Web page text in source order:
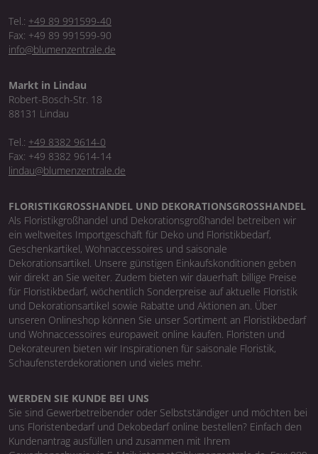
Tel.: +49 89 991599-40
Fax: +49 89 991599-90
info@blumenzentrale.de
Markt in Lindau
Robert-Bosch-Str. 18
88131 Lindau
Tel.: +49 8382 9614-0
Fax: +49 8382 9614-14
lindau@blumenzentrale.de
FLORISTIKGROSSHANDEL UND DEKORATIONSGROSSHANDEL
Als Floristikgroßhandel und Dekorationsgroßhandel betreiben wir
ein weltweites Importgeschäft für Deko und Floristikbedarf,
Geschenkartikel, Wohnaccessoires und saisonale
Dekorationsartikel. Unsere günstigen Einkaufskonditionen geben
wir direkt an Sie weiter. Zudem bieten wir dauerhaft billige Preise
für Floristikbedarf, wöchentlich Sonderpreise auf aktuelle Floristik
und Dekorationsartikel sowie Rabatte und Aktionen an. Über
unseren Onlineshop können Sie unser Sortiment an Floristikbedarf
und Wohnaccessoires europaweit online kaufen. Floristen und
Dekorateuren bieten wir Inspirationen für saisonale Floristik,
Schaufensterdekorationen und vieles mehr.
WERDEN SIE KUNDE BEI UNS
Sie sind Gewerbetreibender oder Selbstständiger und möchten bei
uns Floristenbedarf und Dekobedarf online bestellen? Einfach den
Kundenantrag ausfüllen und zusammen mit Ihrem